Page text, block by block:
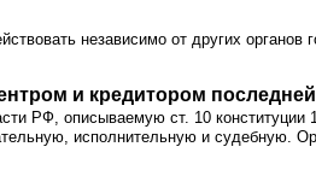
независимо от других органов
и кредитором
РФ, описываемую ст. 10 конституции
исполнительную и судебную.